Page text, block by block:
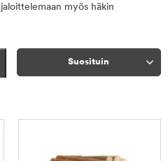
myös häkin
Suosituin